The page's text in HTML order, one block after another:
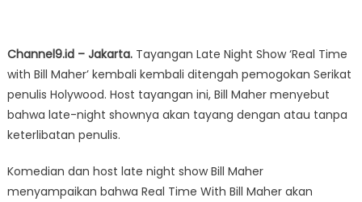
Channel9.id – Jakarta.Tayangan Late Night Show ‘Real Time
with Bill Maher’ kembali kembali ditengah pemogokan Serikat
penulis Holywood. Host tayangan ini, Bill Maher menyebut
bahwa late-night shownya akan tayang dengan atau tanpa
keterlibatan penulis.
Komedian dan host late night show Bill Maher
menyampaikan bahwa Real Time With Bill Maher akan